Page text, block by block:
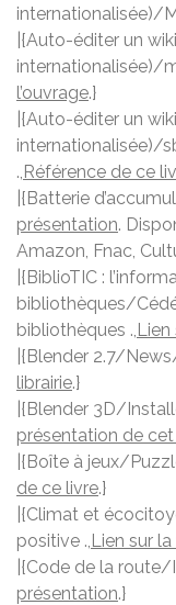
internationalisée)/
|{Auto-éditer un
internationalisée)/
l’ouvrage.}
|{Auto-éditer un
internationalisée)/
., Référence de ce
|{Batterie
présentation.
Amazon, Fnac,
|{BiblioTIC :
bibliothèques/
bibliothèques .,
|{Blender 2.7/
librairie.}
|{Blender 3D/
présentation de
|{Boîte à jeux/
de ce livre.}
|{Climat et
positive ., Lien sur
|{Code de la
présentation.}